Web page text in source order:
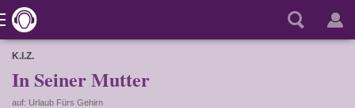
K.I.Z.
In Seiner Mutter
auf: Urlaub Fürs Gehirn